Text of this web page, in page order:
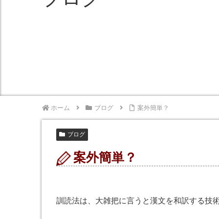
ホーム ブログ 案外簡単？
ブログ
案外簡単？
訓読法は、大雑把に言うと漢文を和訳する技